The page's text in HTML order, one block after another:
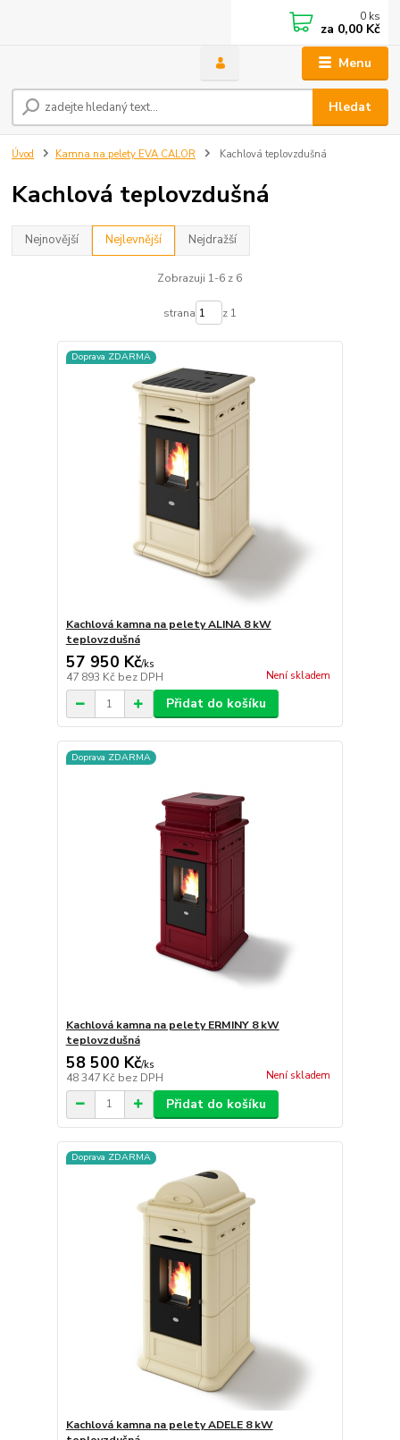
Menu
Hledat
0 ks
za 0,00 Kč
Úvod Kamna na pelety EVA CALOR Kachlová teplovzdušná
Kachlová teplovzdušná
Nejnovější Nejlevnější Nejdražší
Zobrazuji 1-6 z 6
strana z 1
Doprava ZDARMA
Kachlová kamna na pelety ALINA 8 kW
teplovzdušná
57 950 Kč/ks
47 893 Kč bez DPH Není skladem
Přidat do košíku
Doprava ZDARMA
Kachlová kamna na pelety ERMINY 8 kW
teplovzdušná
58 500 Kč/ks
48 347 Kč bez DPH Není skladem
Přidat do košíku
Doprava ZDARMA
Kachlová kamna na pelety ADELE 8 kW